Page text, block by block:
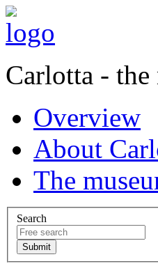
Carlotta - the
Overview
About
The
Search